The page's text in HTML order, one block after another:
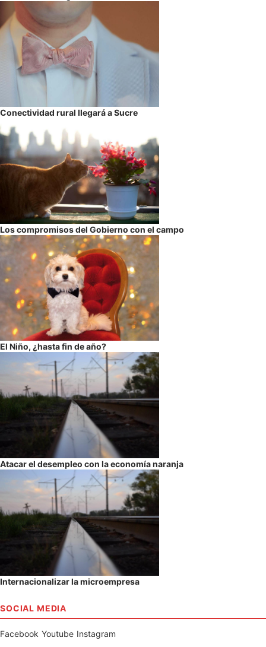
Conectividad rural llegará a Sucre
Los compromisos del Gobierno con el campo
El Niño, ¿hasta fin de año?
Atacar el desempleo con la economía naranja
Internacionalizar la microempresa
SOCIAL MEDIA
Facebook Youtube Instagram